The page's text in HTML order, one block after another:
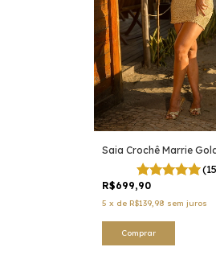
Saia Crochê Marrie Gold
R$699,90
5 x de R$139,98 sem juros
Comprar